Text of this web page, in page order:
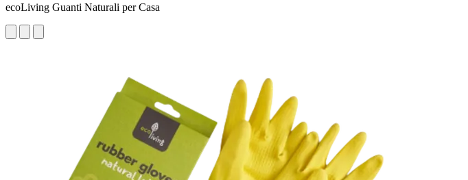
ecoLiving Guanti Naturali per Casa